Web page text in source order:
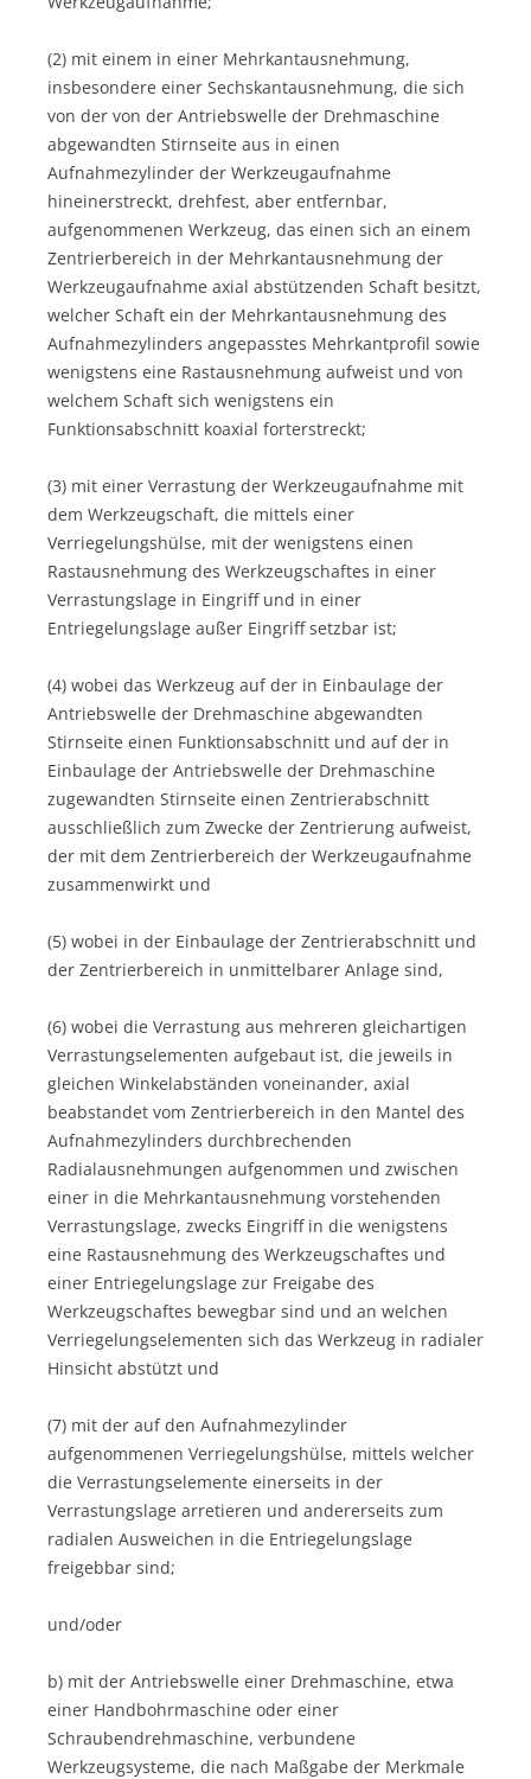
(2) mit einem in einer Mehrkantausnehmung,
insbesondere einer Sechskantausnehmung, die sich
von der von der Antriebswelle der Drehmaschine
abgewandten Stirnseite aus in einen
Aufnahmezylinder der Werkzeugaufnahme
hineinerstreckt, drehfest, aber entfernbar,
aufgenommenen Werkzeug, das einen sich an einem
Zentrierbereich in der Mehrkantausnehmung der
Werkzeugaufnahme axial abstützenden Schaft besitzt,
welcher Schaft ein der Mehrkantausnehmung des
Aufnahmezylinders angepasstes Mehrkantprofil sowie
wenigstens eine Rastausnehmung aufweist und von
welchem Schaft sich wenigstens ein
Funktionsabschnitt koaxial forterstreckt;
(3) mit einer Verrastung der Werkzeugaufnahme mit
dem Werkzeugschaft, die mittels einer
Verriegelungshülse, mit der wenigstens einen
Rastausnehmung des Werkzeugschaftes in einer
Verrastungslage in Eingriff und in einer
Entriegelungslage außer Eingriff setzbar ist;
(4) wobei das Werkzeug auf der in Einbaulage der
Antriebswelle der Drehmaschine abgewandten
Stirnseite einen Funktionsabschnitt und auf der in
Einbaulage der Antriebswelle der Drehmaschine
zugewandten Stirnseite einen Zentrierabschnitt
ausschließlich zum Zwecke der Zentrierung aufweist,
der mit dem Zentrierbereich der Werkzeugaufnahme
zusammenwirkt und
(5) wobei in der Einbaulage der Zentrierabschnitt und
der Zentrierbereich in unmittelbarer Anlage sind,
(6) wobei die Verrastung aus mehreren gleichartigen
Verrastungselementen aufgebaut ist, die jeweils in
gleichen Winkelabständen voneinander, axial
beabstandet vom Zentrierbereich in den Mantel des
Aufnahmezylinders durchbrechenden
Radialausnehmungen aufgenommen und zwischen
einer in die Mehrkantausnehmung vorstehenden
Verrastungslage, zwecks Eingriff in die wenigstens
eine Rastausnehmung des Werkzeugschaftes und
einer Entriegelungslage zur Freigabe des
Werkzeugschaftes bewegbar sind und an welchen
Verriegelungselementen sich das Werkzeug in radialer
Hinsicht abstützt und
(7) mit der auf den Aufnahmezylinder
aufgenommenen Verriegelungshülse, mittels welcher
die Verrastungselemente einerseits in der
Verrastungslage arretieren und andererseits zum
radialen Ausweichen in die Entriegelungslage
freigebbar sind;
und/oder
b) mit der Antriebswelle einer Drehmaschine, etwa
einer Handbohrmaschine oder einer
Schraubendrehmaschine, verbundene
Werkzeugsysteme, die nach Maßgabe der Merkmale